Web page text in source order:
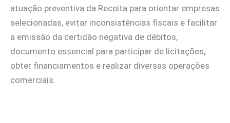
atuação preventiva da Receita para orientar empresas
selecionadas, evitar inconsistências fiscais e facilitar
a emissão da certidão negativa de débitos,
documento essencial para participar de licitações,
obter financiamentos e realizar diversas operações
comerciais.